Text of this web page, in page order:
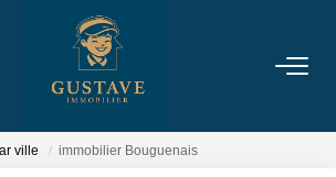
ACHETER
ville immobilier Bouguenais